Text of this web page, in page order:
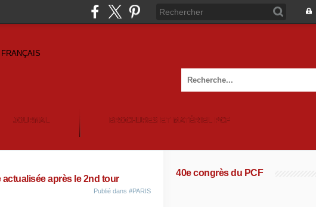
JOURNAL BROCHURES ET MATÉRIEL PCF
actualisée après le 2nd tour
Publié dans #PARIS
40e congrès du PCF